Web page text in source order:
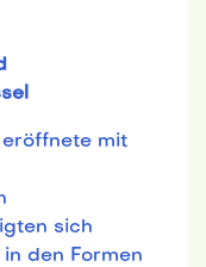
mit
sich
den Formen